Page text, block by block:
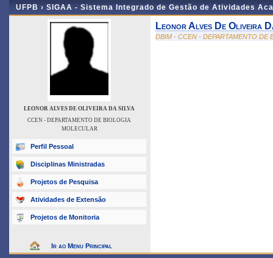
UFPB › SIGAA - Sistema Integrado de Gestão de Atividades
LEONOR ALVES DE OLIVEIRA DA SILVA
CCEN - DEPARTAMENTO DE BIOLOGIA
MOLECULAR
Perfil Pessoal
Disciplinas Ministradas
Projetos de Pesquisa
Atividades de Extensão
Projetos de Monitoria
Ir ao Menu Principal
Leonor Alves De Oliveira
DBIM - CCEN - DEPARTAMENTO DE